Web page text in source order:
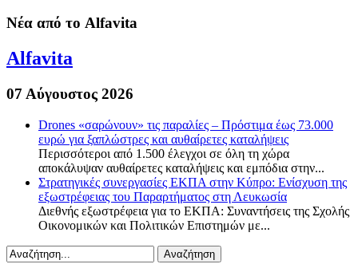
Νέα από το Alfavita
Alfavita
07 Αύγουστος 2026
Drones «σαρώνουν» τις παραλίες – Πρόστιμα έως 73.000
ευρώ για ξαπλώστρες και αυθαίρετες καταλήψεις
Περισσότεροι από 1.500 έλεγχοι σε όλη τη χώρα
αποκάλυψαν αυθαίρετες καταλήψεις και εμπόδια στην...
Στρατηγικές συνεργασίες ΕΚΠΑ στην Κύπρο: Ενίσχυση της
εξωστρέφειας του Παραρτήματος στη Λευκωσία
Διεθνής εξωστρέφεια για το ΕΚΠΑ: Συναντήσεις της Σχολής
Οικονομικών και Πολιτικών Επιστημών με...